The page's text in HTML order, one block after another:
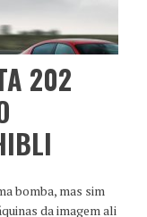
202
bomba, mas sim
da imagem ali